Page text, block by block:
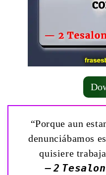
“Porque aun
denunciábamos
quisiere
— 2